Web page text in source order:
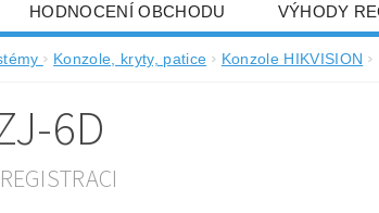
HODNOCENÍ OBCHODU VÝHODY
Konzole, kryty, patice Konzole HIKVISION
6D